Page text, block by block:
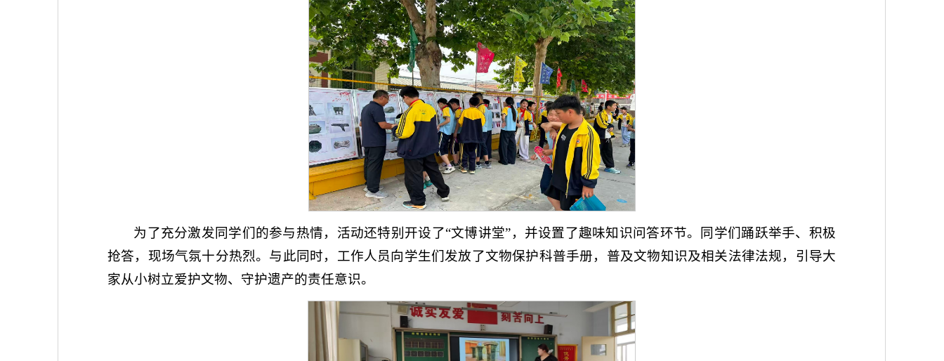
为了充分激发同学们的参与热情，活动还特别开设了“文博讲堂”，并设置了趣味知识问答环节。同学们踊跃举手、积极
抢答，现场气氛十分热烈。与此同时，工作人员向学生们发放了文物保护科普手册，普及文物知识及相关法律法规，引导大
家从小树立爱护文物、守护遗产的责任意识。